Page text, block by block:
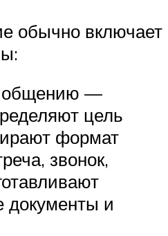
обычно включает
общению —
цель
формат
звонок,
документы и